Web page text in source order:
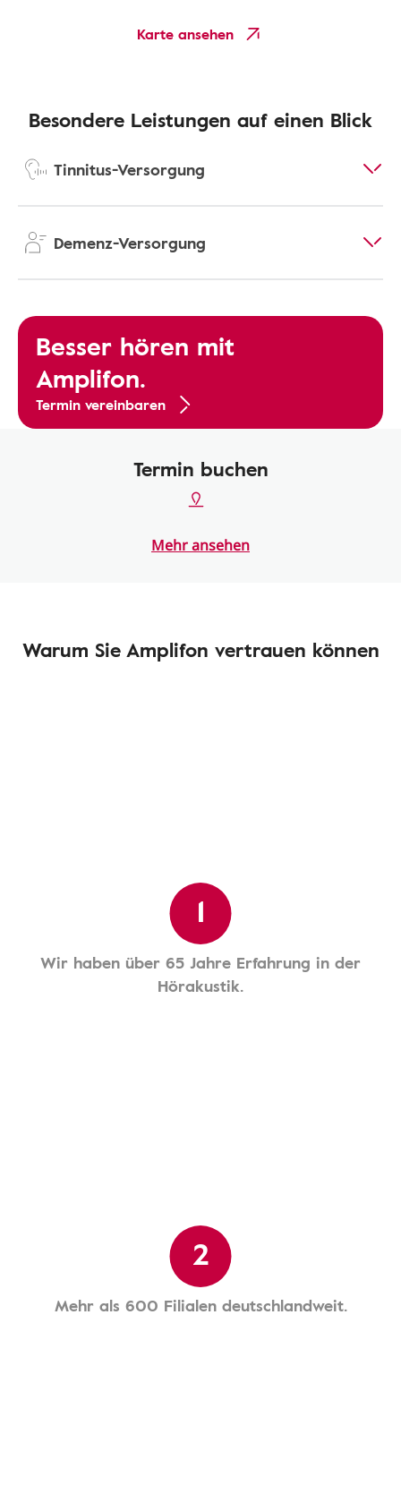
Karte ansehen
Besondere Leistungen auf einen Blick
Tinnitus-Versorgung
Demenz-Versorgung
Besser hören mit
Amplifon.
Termin vereinbaren
Termin buchen
Mehr ansehen
Warum Sie Amplifon vertrauen können
1
Wir haben über 65 Jahre Erfahrung in der
Hörakustik.
2
Mehr als 600 Filialen deutschlandweit.